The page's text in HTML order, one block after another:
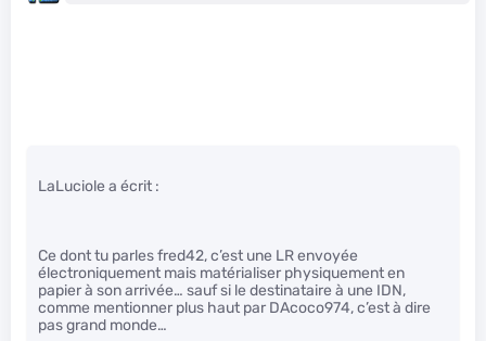
LaLuciole a écrit :
Ce dont tu parles fred42, c’est une LR envoyée
électroniquement mais matérialiser physiquement en
papier à son arrivée… sauf si le destinataire à une IDN,
comme mentionner plus haut par DAcoco974, c’est à dire
pas grand monde…